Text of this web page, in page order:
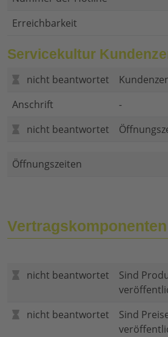
Erreichbarkeit
Servicekultur
nicht beantwortet
Anschrift
-
nicht beantwortet
Öffnungszeiten
Vertragskomponenten
nicht beantwortet
Sind
nicht beantwortet
Sind